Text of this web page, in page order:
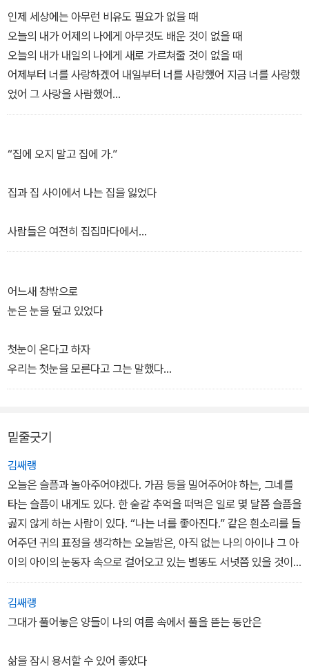
우리는 음악을 울린다
_「음악은 당신을 듣다가 우는 일이 잦았다」 부분
인제 세상에는 아무런 비유도 필요가 없을 때
오늘의 내가 어제의 나에게 아무것도 배운 것이 없을 때
오늘의 내가 내일의 나에게 새로 가르쳐줄 것이 없을 때
어제부터 너를 사랑하겠어 내일부터 너를 사랑했어 지금 너를 사랑했
었어 그 사랑을 사람했어
오래 들여다보아도 손댈 수 없는 비문만이 남을 때
기도를 그치는 영혼을 꿈꿀 때
_「나라는 시간」 부분
“집에 오지 말고 집에 가.”
집과 집 사이에서 나는 집을 잃었다
사람들은 여전히 집집마다에서
태어나서 먹고 자고 사랑을 하고 비밀을 만들고 병을 앓고 죽어가는
맨몸으로
가난한 유일신을 위해 기도하던 봉쇄수도원을
잊어야 한다, 집과 집 사이에서
어느새 창밖으로
눈은 눈을 덮고 있었다
첫눈이 온다고 하자
우리는 첫눈을 모른다고 그는 말했다
우리는 누구의 전생을 살고 있는 것일까
공손을 배워야겠다
첫눈은 첫눈이라고 그는 다시 말했다
처음 있는 일이었다
이런 얘기 처음이 아닌 것 같아
우리가 언제 만났더라
발자국이 보이지 않았다
밑줄긋기
김쌔랭
오늘은 슬픔과 놀아주어야겠다. 가끔 등을 밀어주어야 하는, 그네를
타는 슬픔이 내게도 있다. 한 숟갈 추억을 떠먹은 일로 몇 달쯤 슬픔을
곯지 않게 하는 사람이 있다. “나는 너를 좋아진다.” 같은 흰소리를 들
어주던 귀의 표정을 생각하는 오늘밤은, 아직 없는 나의 아이나 그 아
이의 아이의 눈동자 속으로 걸어오고 있는 별똥도 서넛쯤 있을 것이
다.
<말은 말에게 가려고> 이현호
김쌔랭
그대가 풀어놓은 양들이 나의 여름 속에서 풀을 뜯는 동안은
삶을 잠시 용서할 수 있어 좋았다